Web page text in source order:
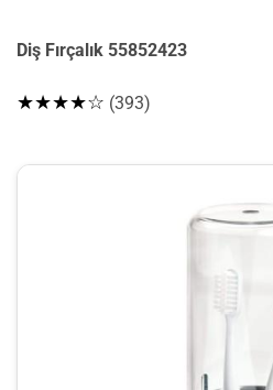
Diş Fırçalık 55852423
★★★★☆ (393)